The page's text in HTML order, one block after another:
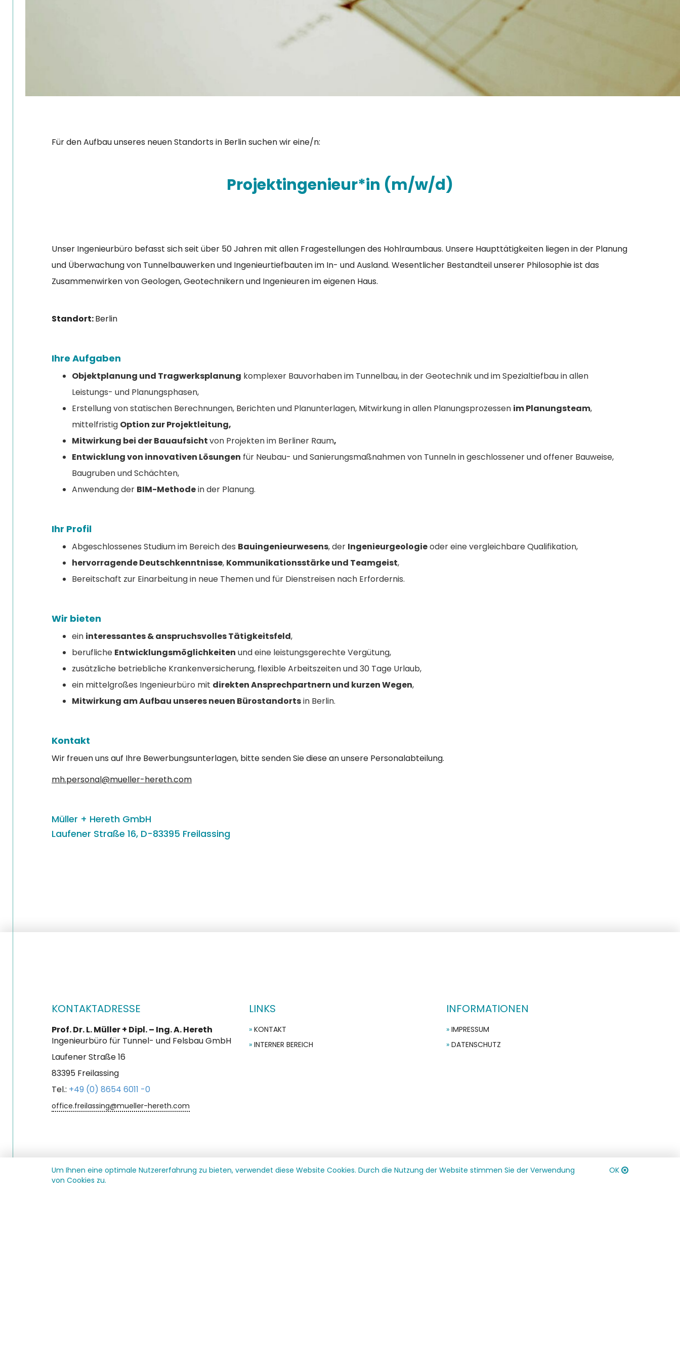
Für den Aufbau unseres neuen Standorts in Berlin suchen wir eine/n:
Projektingenieur*in (m/w/d)
Unser Ingenieurbüro befasst sich seit über 50 Jahren mit allen Fragestellungen des Hohlraumbaus. Unsere Haupttätigkeiten liegen in der Planung
und Überwachung von Tunnelbauwerken und Ingenieurtiefbauten im In- und Ausland. Wesentlicher Bestandteil unserer Philosophie ist das
Zusammenwirken von Geologen, Geotechnikern und Ingenieuren im eigenen Haus.
Standort:Berlin
Ihre Aufgaben
Objektplanung und Tragwerksplanung komplexer Bauvorhaben im Tunnelbau, in der Geotechnik und im Spezialtiefbau in allen
Leistungs- und Planungsphasen,
Erstellung von statischen Berechnungen, Berichten und Planunterlagen, Mitwirkung in allen Planungsprozessen im Planungsteam,
mittelfristig Option zur Projektleitung,
Mitwirkung bei der Bauaufsichtvon Projekten im Berliner Raum,
Entwicklung von innovativen Lösungen für Neubau- und Sanierungsmaßnahmen von Tunneln in geschlossener und offener Bauweise,
Baugruben und Schächten,
Anwendung der BIM-Methodein der Planung.
Ihr Profil
Abgeschlossenes Studium im Bereich des Bauingenieurwesens, der Ingenieurgeologieoder eine vergleichbare Qualifikation,
hervorragende Deutschkenntnisse, Kommunikationsstärke und Teamgeist,
Bereitschaft zur Einarbeitung in neue Themen und für Dienstreisen nach Erfordernis.
Wir bieten
ein interessantes & anspruchsvolles Tätigkeitsfeld,
berufliche Entwicklungsmöglichkeiten und eine leistungsgerechte Vergütung,
zusätzliche betriebliche Krankenversicherung, flexible Arbeitszeiten und 30 Tage Urlaub,
ein mittelgroßes Ingenieurbüro mit direkten Ansprechpartnern und kurzen Wegen,
Mitwirkung am Aufbau unseres neuen Bürostandortsin Berlin.
Kontakt
Wir freuen uns auf Ihre Bewerbungsunterlagen, bitte senden Sie diese an unsere Personalabteilung.
mh.personal@mueller-hereth.com
Müller + Hereth GmbH
Laufener Straße 16, D-83395 Freilassing
KONTAKTADRESSE
Prof. Dr. L. Müller + Dipl. – Ing. A. Hereth
Ingenieurbüro für Tunnel- und Felsbau GmbH
Laufener Straße 16
83395 Freilassing
Tel.: +49 (0) 8654 6011 -0
office.freilassing@mueller-hereth.com
LINKS
KONTAKT
INTERNER BEREICH
INFORMATIONEN
IMPRESSUM
DATENSCHUTZ
OK
Um Ihnen eine optimale Nutzererfahrung zu bieten, verwendet diese Website Cookies. Durch die Nutzung der Website stimmen Sie der Verwendung
von Cookies zu.